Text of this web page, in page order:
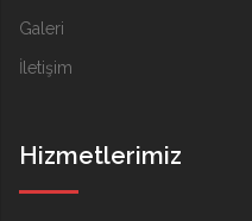
Galeri
İletişim
Hizmetlerimiz